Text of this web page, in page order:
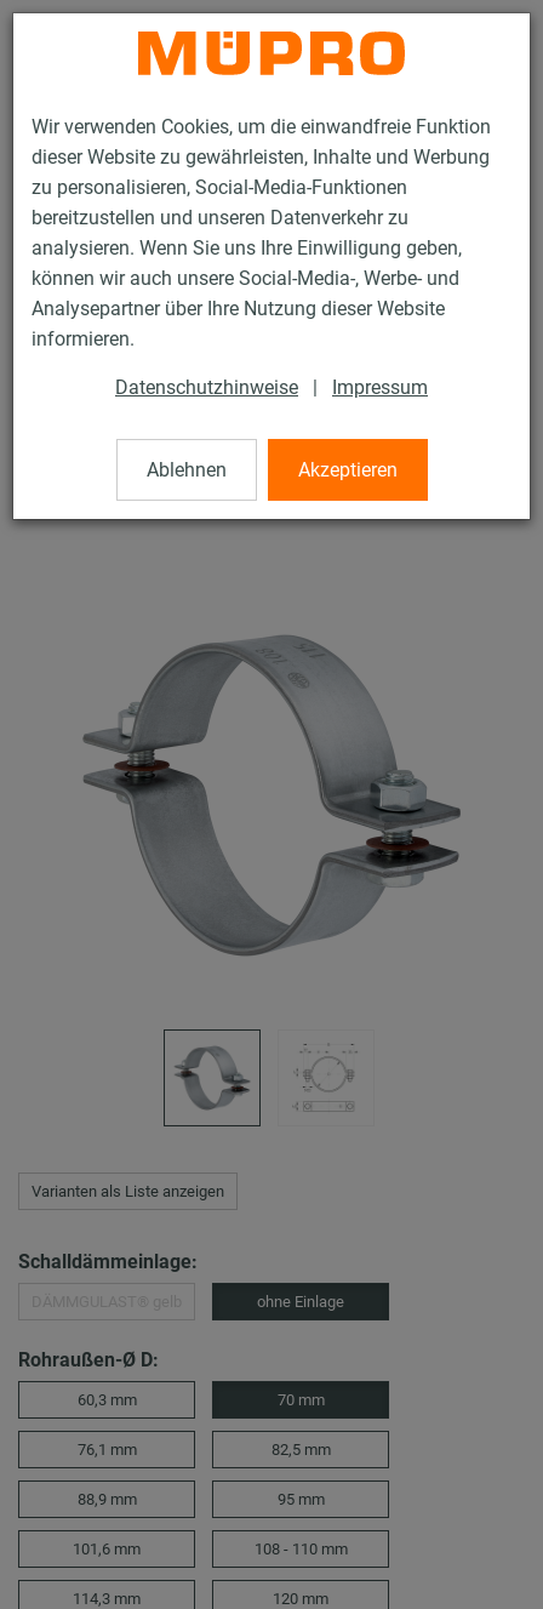
Wir verwenden Cookies, um die einwandfreie Funktion
dieser Website zu gewährleisten, Inhalte und Werbung
zu personalisieren, Social-Media-Funktionen
bereitzustellen und unseren Datenverkehr zu
analysieren. Wenn Sie uns Ihre Einwilligung geben,
können wir auch unsere Social-Media-, Werbe- und
Analysepartner über Ihre Nutzung dieser Website
informieren.
Datenschutzhinweise | Impressum
Ablehnen Akzeptieren
Kontakt
Produkte Befestigungstechnik Rohrschellen STATO® Schellen
19 / 43
STATO® Schellen
STATO® Schelle ohne Einlage, (Festpunktschelle), 70,0
mm, 40 x 4 mm, verzinkt
Varianten als Liste anzeigen
Schalldämmeinlage:
ohne Einlage
Rohraußen-Ø D:
60,3 mm 70 mm
76,1 mm 82,5 mm
88,9 mm 95 mm
101,6 mm 108 - 110 mm
114,3 mm 120 mm